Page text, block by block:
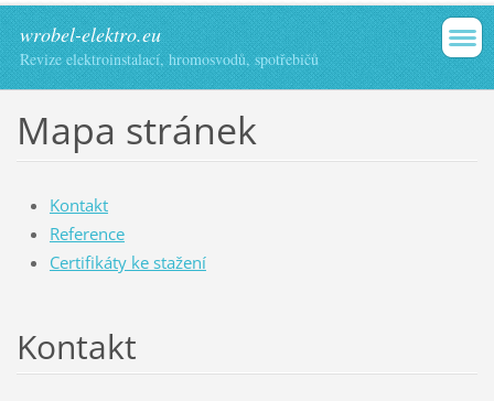
wrobel-elektro.eu
Revize elektroinstalací, hromosvodů, spotřebičů
Mapa stránek
Kontakt
Reference
Certifikáty ke stažení
Kontakt